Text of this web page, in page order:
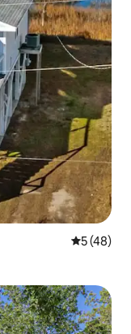
5 (48)